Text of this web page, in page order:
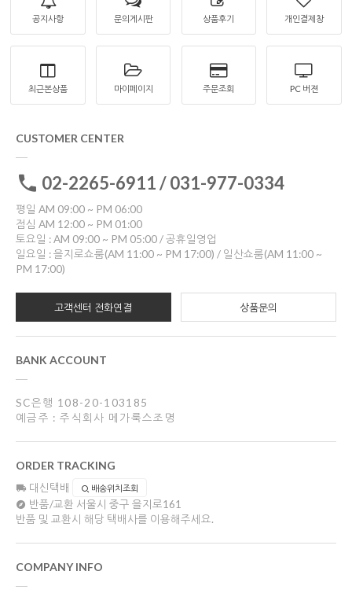
공지사항 문의게시판 상품후기 개인결제창
최근본상품 마이페이지 주문조회 PC 버젼
CUSTOMER CENTER
02-2265-6911 / 031-977-0334
평일 AM 09:00 ~ PM 06:00
점심 AM 12:00 ~ PM 01:00
토요일 : AM 09:00 ~ PM 05:00 / 공휴일영업
일요일 : 을지로쇼룸(AM 11:00 ~ PM 17:00) / 일산쇼룸(AM 11:00 ~
PM 17:00)
고객센터 전화연결 상품문의
BANK ACCOUNT
SC은행 108-20-103185
예금주 : 주식회사 메가룩스조명
ORDER TRACKING
대신택배 배송위치조회
반품/교환 서울시 중구 을지로161
반품 및 교환시 해당 택배사를 이용해주세요.
COMPANY INFO